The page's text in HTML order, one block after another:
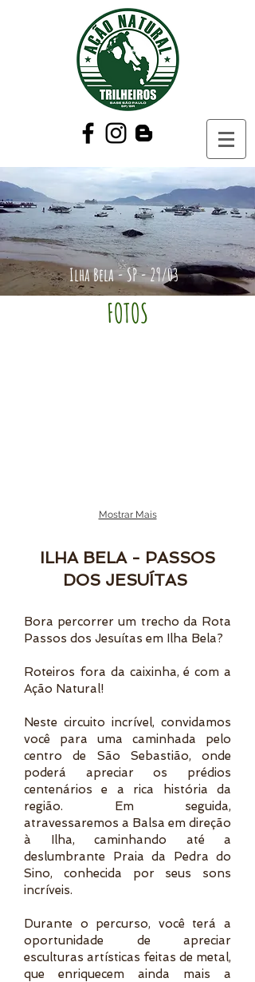
Ilha Bela - SP - 29/03
FOTOS
Mostrar Mais
ILHA BELA - PASSOS
DOS JESUÍTAS
Bora percorrer um trecho da Rota
Passos dos Jesuítas em Ilha Bela?
Roteiros fora da caixinha, é com a
Ação Natural!
Neste circuito incrível, convidamos
você para uma caminhada pelo
centro de São Sebastião, onde
poderá apreciar os prédios
centenários e a rica história da
região. Em seguida,
atravessaremos a Balsa em direção
à Ilha, caminhando até a
deslumbrante Praia da Pedra do
Sino, conhecida por seus sons
incríveis.
Durante o percurso, você terá a
oportunidade de apreciar
esculturas artísticas feitas de metal,
que enriquecem ainda mais a